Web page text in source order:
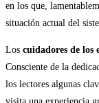
en los que,
situación actual del
Los cuidadores de los
Consciente de la
los lectores algunas